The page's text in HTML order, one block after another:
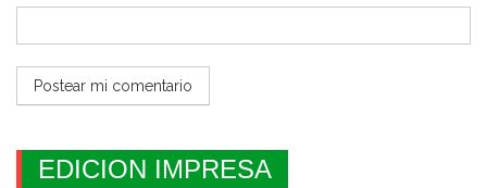
EDICION IMPRESA